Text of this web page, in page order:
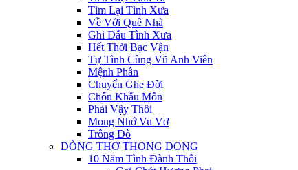
Tìm Lại Tình Xưa
Về Với Quê Nhà
Ghi Dấu Tình Xưa
Hết Thời Bạc Vận
Tự Tình Cùng Vũ Anh Viên
Mệnh Phần
Chuyến Ghe Đời
Chốn Khẩu Môn
Phải Vậy Thôi
Mong Nhớ Vu Vơ
Trông Đò
DÒNG THƠ THONG DONG
10 Năm Tình Đành Thôi